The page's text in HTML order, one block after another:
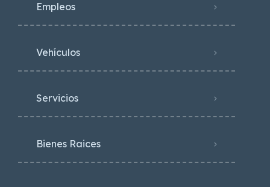
Empleos
Vehículos
Servicios
Bienes Raices